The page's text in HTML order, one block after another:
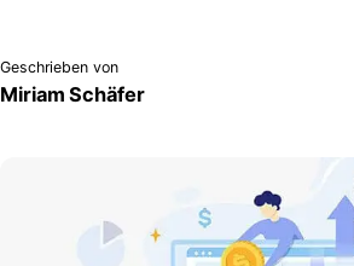
Geschrieben von
Miriam Schäfer